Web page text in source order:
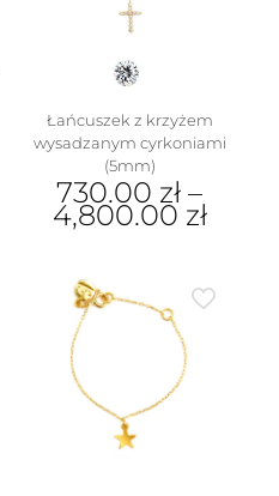
stronie
produktu
Łańcuszek z krzyżem
wysadzanym cyrkoniami
(5mm)
730.00 zł –
4,800.00 zł
wiele
wariantów.
można
wybrać
na
stronie